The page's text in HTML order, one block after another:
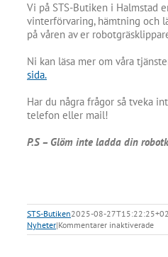
Vi på STS-Butiken i Halmstad
vinterförvaring, hämtning och
på våren av er
Ni kan läsa mer om våra
sida.
Har du några frågor så tveka
telefon eller mail!
P.S – Glöm inte ladda din
STS-Butiken2025-08-
Nyheter|Kommentarer inaktiveradeför